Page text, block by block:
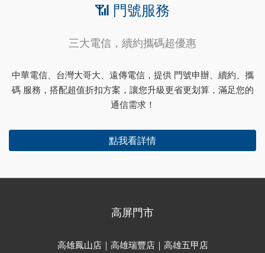
📶 門號服務
三大電信，續約攜碼超優惠
中華電信、台灣大哥大、遠傳電信，提供 門號申辦、續約、攜
碼 服務，搭配超值折扣方案，讓您升級更省更划算，滿足您的
通信需求！
點我看詳情
高屏門市
高雄鳳山店｜高雄瑞豐店｜高雄五甲店